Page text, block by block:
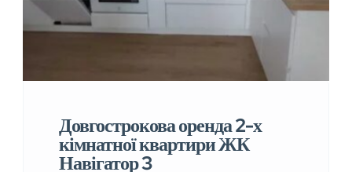
Довгострокова оренда 2-х
кімнатної квартири ЖК
Навігатор 3